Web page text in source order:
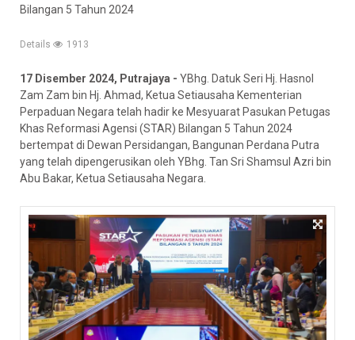
Bilangan 5 Tahun 2024
Details 1913
17 Disember 2024, Putrajaya - YBhg. Datuk Seri Hj. Hasnol
Zam Zam bin Hj. Ahmad, Ketua Setiausaha Kementerian
Perpaduan Negara telah hadir ke Mesyuarat Pasukan Petugas
Khas Reformasi Agensi (STAR) Bilangan 5 Tahun 2024
bertempat di Dewan Persidangan, Bangunan Perdana Putra
yang telah dipengerusikan oleh YBhg. Tan Sri Shamsul Azri bin
Abu Bakar, Ketua Setiausaha Negara.